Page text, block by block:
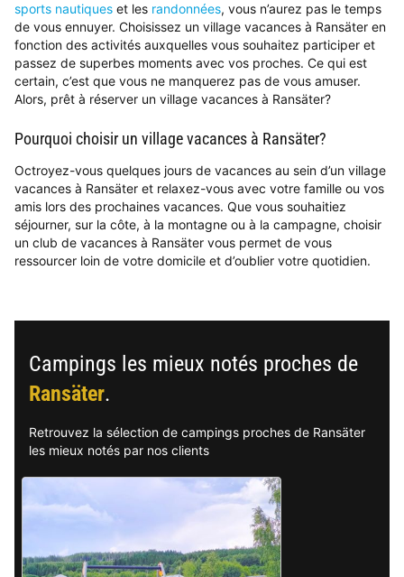
sports nautiques et les randonnées, vous n’aurez pas le temps
de vous ennuyer. Choisissez un village vacances à Ransäter en
fonction des activités auxquelles vous souhaitez participer et
passez de superbes moments avec vos proches. Ce qui est
certain, c’est que vous ne manquerez pas de vous amuser.
Alors, prêt à réserver un village vacances à Ransäter?
Pourquoi choisir un village vacances à Ransäter?
Octroyez-vous quelques jours de vacances au sein d’un village
vacances à Ransäter et relaxez-vous avec votre famille ou vos
amis lors des prochaines vacances. Que vous souhaitiez
séjourner, sur la côte, à la montagne ou à la campagne, choisir
un club de vacances à Ransäter vous permet de vous
ressourcer loin de votre domicile et d’oublier votre quotidien.
Campings les mieux notés proches de
Ransäter.
Retrouvez la sélection de campings proches de Ransäter
les mieux notés par nos clients